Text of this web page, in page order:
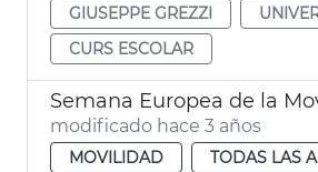
GIUSEPPE GREZZI
CURS ESCOLAR
Semana Europea de la
modificado hace 3 años
MOVILIDAD
TODAS LAS